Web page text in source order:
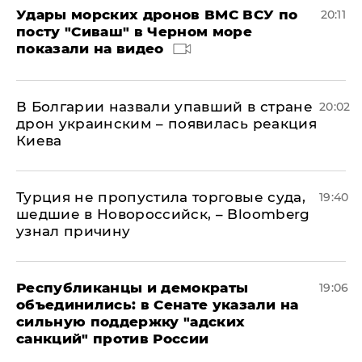
Удары морских дронов ВМС ВСУ по
посту "Сиваш" в Черном море
показали на видео
20:11
В Болгарии назвали упавший в стране
дрон украинским – появилась реакция
Киева
20:02
Турция не пропустила торговые суда,
шедшие в Новороссийск, – Bloomberg
узнал причину
19:40
Республиканцы и демократы
объединились: в Сенате указали на
сильную поддержку "адских
санкций" против России
19:06